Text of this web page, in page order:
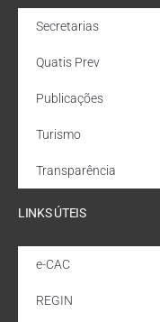
Secretarias
Quatis Prev
Publicações
Turismo
Transparência
LINKS ÚTEIS
e-CAC
REGIN